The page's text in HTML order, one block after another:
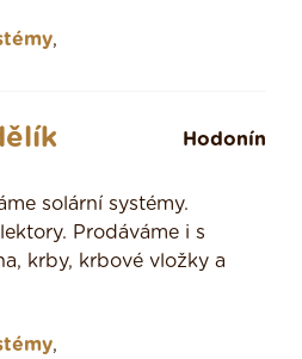
,
Hodonín
solární systémy.
Prodáváme i s
krby, krbové vložky a
,